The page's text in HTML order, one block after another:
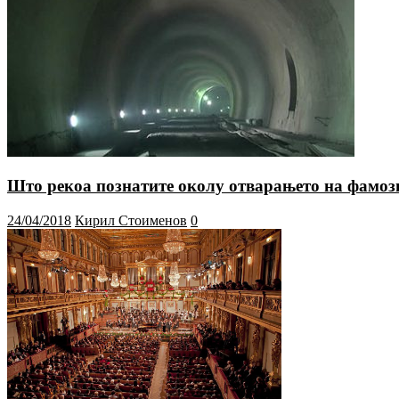
Што рекоа познатите околу отварањето на
24/04/2018 Кирил Стоименов 0